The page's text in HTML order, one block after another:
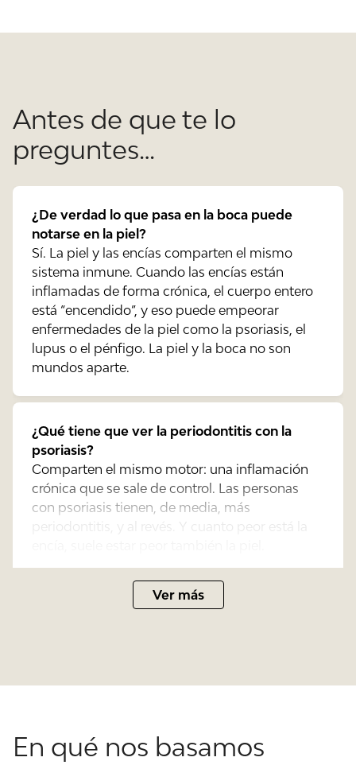
Antes de que te lo
preguntes…
¿De verdad lo que pasa en la boca puede
notarse en la piel?
Sí. La piel y las encías comparten el mismo
sistema inmune. Cuando las encías están
inflamadas de forma crónica, el cuerpo entero
está “encendido”, y eso puede empeorar
enfermedades de la piel como la psoriasis, el
lupus o el pénfigo. La piel y la boca no son
mundos aparte.
¿Qué tiene que ver la periodontitis con la
psoriasis?
Comparten el mismo motor: una inflamación
crónica que se sale de control. Las personas
con psoriasis tienen, de media, más
periodontitis, y al revés. Y cuanto peor está la
¿Y con el lupus, el pénfigo o la esclerosis
ampollas en la encía, boca seca o limitación
Ver más
En qué nos basamos